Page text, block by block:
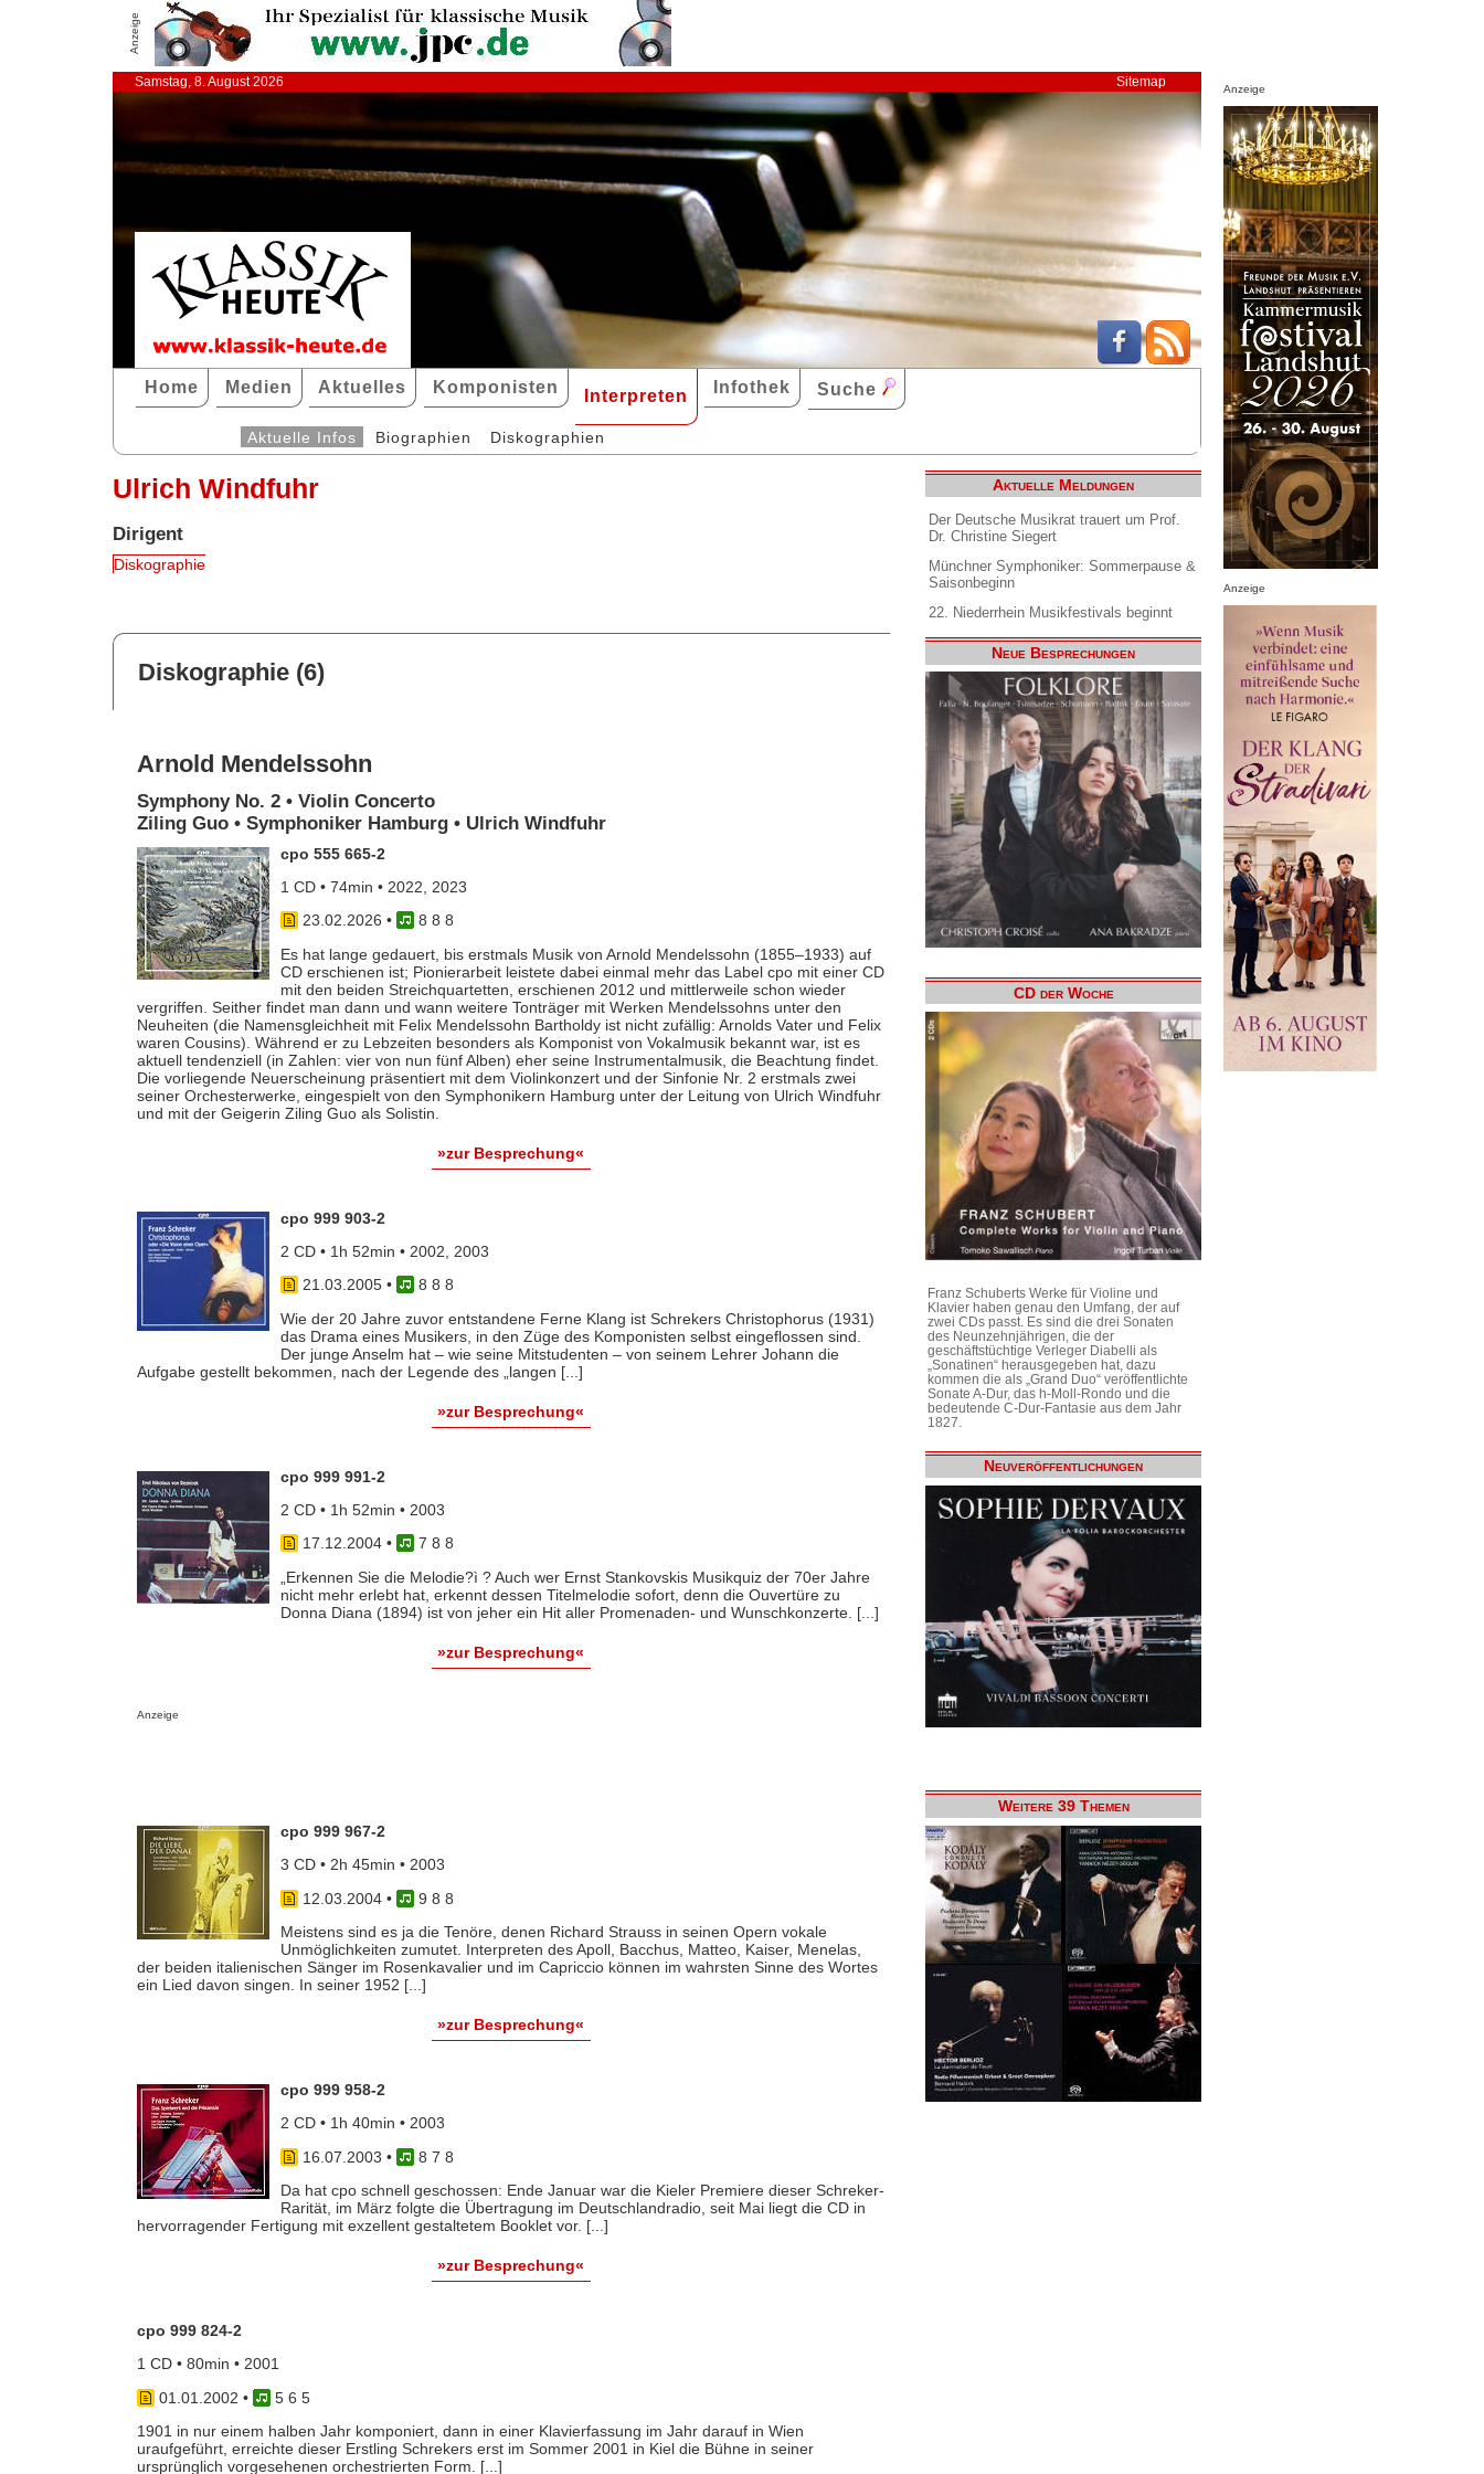
Anzeige
Samstag, 8. August 2026 Sitemap
Home Medien Aktuelles Komponisten Interpreten Infothek Suche
Aktuelle Infos Biographien Diskographien
Ulrich Windfuhr
Dirigent
Diskographie
Diskographie (6)
Arnold Mendelssohn
Symphony No. 2 • Violin Concerto
Ziling Guo • Symphoniker Hamburg • Ulrich Windfuhr
cpo 555 665-2
1 CD • 74min • 2022, 2023
23.02.2026 •
8 8 8
Es hat lange gedauert, bis erstmals Musik von Arnold Mendelssohn (1855–1933) auf
CD erschienen ist; Pionierarbeit leistete dabei einmal mehr das Label cpo mit einer CD
mit den beiden Streichquartetten, erschienen 2012 und mittlerweile schon wieder
vergriffen. Seither findet man dann und wann weitere Tonträger mit Werken Mendelssohns unter den
Neuheiten (die Namensgleichheit mit Felix Mendelssohn Bartholdy ist nicht zufällig: Arnolds Vater und Felix
waren Cousins). Während er zu Lebzeiten besonders als Komponist von Vokalmusik bekannt war, ist es
aktuell tendenziell (in Zahlen: vier von nun fünf Alben) eher seine Instrumentalmusik, die Beachtung findet.
Die vorliegende Neuerscheinung präsentiert mit dem Violinkonzert und der Sinfonie Nr. 2 erstmals zwei
seiner Orchesterwerke, eingespielt von den Symphonikern Hamburg unter der Leitung von Ulrich Windfuhr
und mit der Geigerin Ziling Guo als Solistin.
»zur Besprechung«
cpo 999 903-2
2 CD • 1h 52min • 2002, 2003
21.03.2005•
8 8 8
Wie der 20 Jahre zuvor entstandene Ferne Klang ist Schrekers Christophorus (1931)
das Drama eines Musikers, in den Züge des Komponisten selbst eingeflossen sind.
Der junge Anselm hat – wie seine Mitstudenten – von seinem Lehrer Johann die
Aufgabe gestellt bekommen, nach der Legende des „langen [...]
»zur Besprechung«
cpo 999 991-2
2 CD • 1h 52min • 2003
17.12.2004•
7 8 8
„Erkennen Sie die Melodie?ì ? Auch wer Ernst Stankovskis Musikquiz der 70er Jahre
nicht mehr erlebt hat, erkennt dessen Titelmelodie sofort, denn die Ouvertüre zu
Donna Diana (1894) ist von jeher ein Hit aller Promenaden- und Wunschkonzerte. [...]
»zur Besprechung«
Anzeige
cpo 999 967-2
3 CD • 2h 45min • 2003
12.03.2004•
9 8 8
Meistens sind es ja die Tenöre, denen Richard Strauss in seinen Opern vokale
Unmöglichkeiten zumutet. Interpreten des Apoll, Bacchus, Matteo, Kaiser, Menelas,
der beiden italienischen Sänger im Rosenkavalier und im Capriccio können im wahrsten Sinne des Wortes
ein Lied davon singen. In seiner 1952 [...]
»zur Besprechung«
cpo 999 958-2
2 CD • 1h 40min • 2003
16.07.2003 •
8 7 8
Da hat cpo schnell geschossen: Ende Januar war die Kieler Premiere dieser Schreker-
Rarität, im März folgte die Übertragung im Deutschlandradio, seit Mai liegt die CD in
hervorragender Fertigung mit exzellent gestaltetem Booklet vor. [...]
»zur Besprechung«
cpo 999 824-2
1 CD • 80min • 2001
01.01.2002 •
5 6 5
1901 in nur einem halben Jahr komponiert, dann in einer Klavierfassung im Jahr darauf in Wien
uraufgeführt, erreichte dieser Erstling Schrekers erst im Sommer 2001 in Kiel die Bühne in seiner
ursprünglich vorgesehenen orchestrierten Form. [...]
Aktuelle Meldungen
Der Deutsche Musikrat trauert um Prof.
Dr. Christine Siegert
Münchner Symphoniker: Sommerpause &
Saisonbeginn
22. Niederrhein Musikfestivals beginnt
Neue Besprechungen
CD der Woche
Franz Schuberts Werke für Violine und
Klavier haben genau den Umfang, der auf
zwei CDs passt. Es sind die drei Sonaten
des Neunzehnjährigen, die der
geschäftstüchtige Verleger Diabelli als
„Sonatinen“ herausgegeben hat, dazu
kommen die als „Grand Duo“ veröffentlichte
Sonate A-Dur, das h-Moll-Rondo und die
bedeutende C-Dur-Fantasie aus dem Jahr
1827.
Neuveröffentlichungen
Weitere 39 Themen
Anzeige
Anzeige